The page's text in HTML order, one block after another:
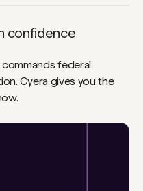
confidence
federal
Cyera gives you the